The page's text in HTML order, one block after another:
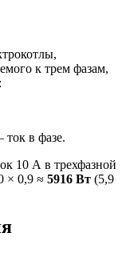
к трем фазам,
ток в фазе.
10 А в трехфазной
× 0,9 ≈ 5916 Вт (5,9